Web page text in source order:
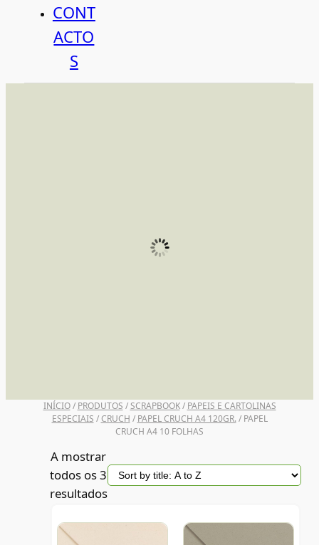
CONT
ACTO
S
INÍCIO/ PRODUTOS /SCRAPBOOK/ PAPEIS E CARTOLINAS
ESPECIAIS /CRUCH / PAPEL CRUCH A4 120GR./ PAPEL
CRUCH A4 10 FOLHAS
A mostrar
todos os 3
resultados